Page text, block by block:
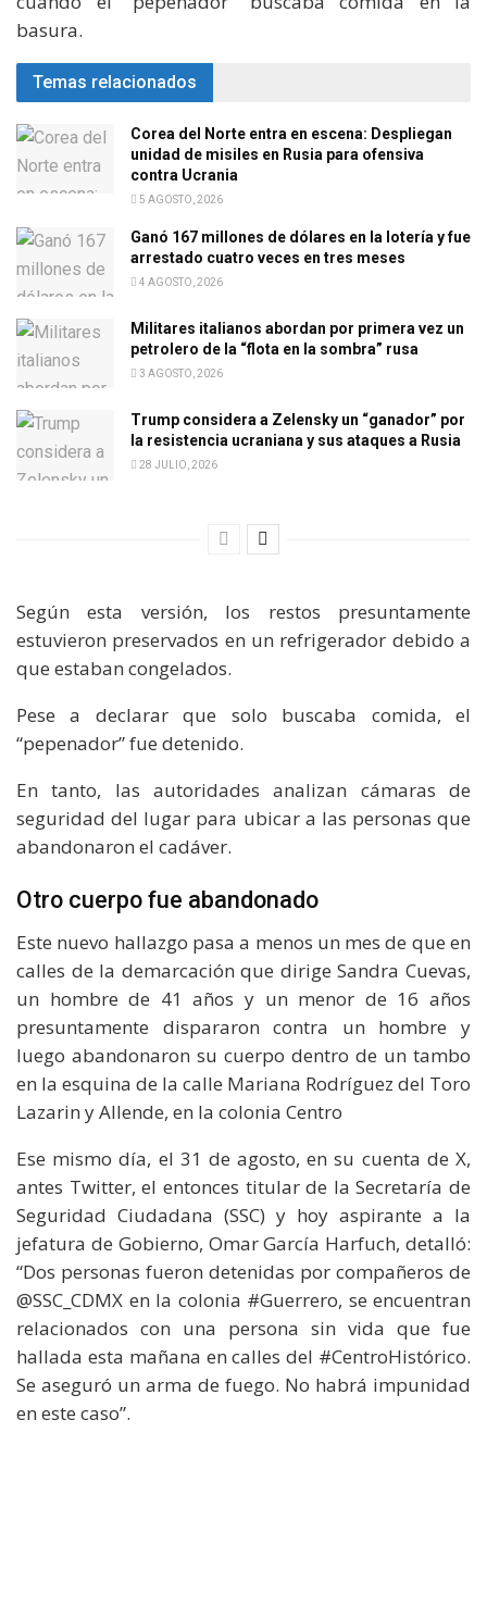
basura.
Temas relacionados
Corea del Norte entra en escena: Despliegan
unidad de misiles en Rusia para ofensiva
contra Ucrania
5 AGOSTO, 2026
Ganó 167 millones de dólares en la lotería y fue
arrestado cuatro veces en tres meses
4 AGOSTO, 2026
Militares italianos abordan por primera vez un
petrolero de la “flota en la sombra” rusa
3 AGOSTO, 2026
Trump considera a Zelensky un “ganador” por
la resistencia ucraniana y sus ataques a Rusia
28 JULIO, 2026
Según esta versión, los restos presuntamente
estuvieron preservados en un refrigerador debido a
que estaban congelados.
Pese a declarar que solo buscaba comida, el
“pepenador” fue detenido.
En tanto, las autoridades analizan cámaras de
seguridad del lugar para ubicar a las personas que
abandonaron el cadáver.
Otro cuerpo fue abandonado
Este nuevo hallazgo pasa a menos un mes de que en
calles de la demarcación que dirige Sandra Cuevas,
un hombre de 41 años y un menor de 16 años
presuntamente dispararon contra un hombre y
luego abandonaron su cuerpo dentro de un tambo
en la esquina de la calle Mariana Rodríguez del Toro
Lazarin y Allende, en la colonia Centro
Ese mismo día, el 31 de agosto, en su cuenta de X,
antes Twitter, el entonces titular de la Secretaría de
Seguridad Ciudadana (SSC) y hoy aspirante a la
jefatura de Gobierno, Omar García Harfuch, detalló:
“Dos personas fueron detenidas por compañeros de
@SSC_CDMX en la colonia #Guerrero, se encuentran
relacionados con una persona sin vida que fue
hallada esta mañana en calles del #CentroHistórico.
Se aseguró un arma de fuego. No habrá impunidad
en este caso”.